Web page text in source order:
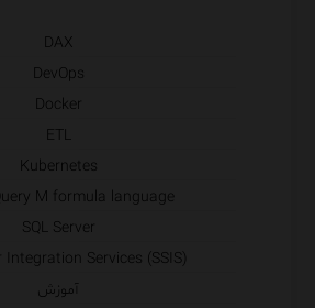
DAX
DevOps
Docker
ETL
Kubernetes
M formula language
SQL Server
Integration Services (SSIS)
آموزش